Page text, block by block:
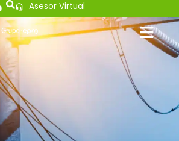
Asesor Virtual